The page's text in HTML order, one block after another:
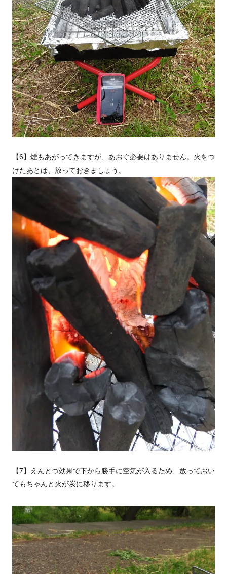
【6】煙もあがってきますが、あおぐ必要はありません。火をつ
けたあとは、放っておきましょう。
【7】えんとつ効果で下から勝手に空気が入るため、放っておい
てもちゃんと火が炭に移ります。